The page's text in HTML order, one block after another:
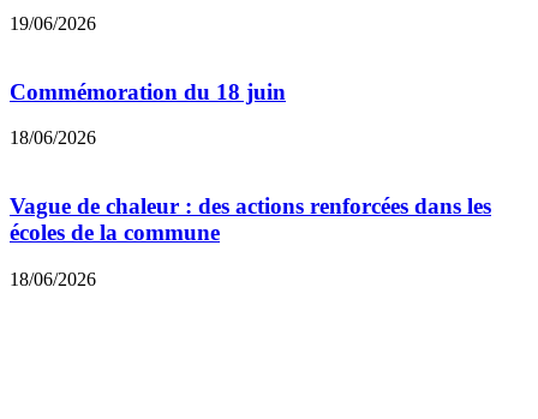
19/06/2026
Commémoration du 18 juin
18/06/2026
Vague de chaleur : des actions renforcées dans les
écoles de la commune
18/06/2026